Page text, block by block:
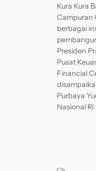
Kura Kura
Campuran
berbagai
Presiden
Pusat
Financial
Purbaya
Nasional